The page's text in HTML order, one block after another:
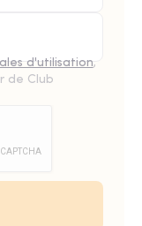
d'utilisation,
de Club